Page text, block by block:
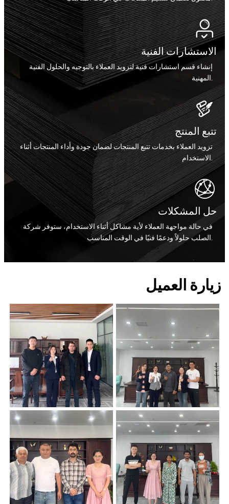

الاستشارات الفنية
إنشاء قسم استشارات فنية لتزويد العملاء بالتوجيه والحلول الفنية
المهنية.

تتبع المنتج
تزويد العملاء بخدمات تتبع المنتجات لضمان جودة وأداء المنتجات أثناء
الاستخدام.

حل المشكلات
في حالة مواجهة العملاء لأية مشاكل أثناء الاستخدام، ستوفر شركة
الصلب حلولاً ودعمًا فنيًا في الوقت المناسب.
زيارة العميل